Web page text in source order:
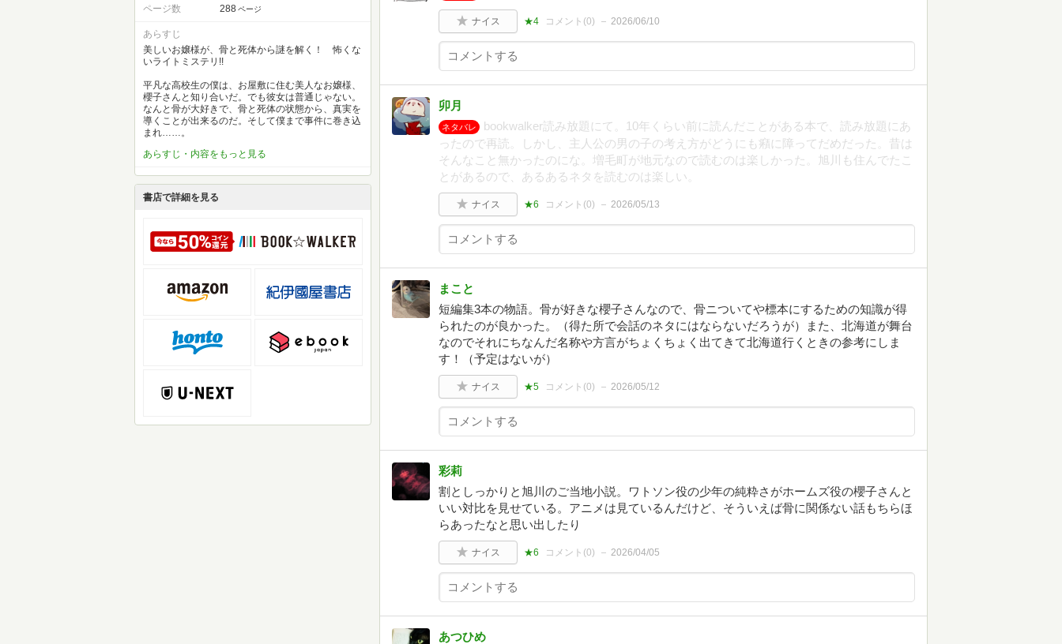
ページ数 288 ページ
あらすじ
美しいお嬢様が、骨と死体から謎を解く！ 怖くな
いライトミステリ!!
平凡な高校生の僕は、お屋敷に住む美人なお嬢様、
櫻子さんと知り合いだ。でも彼女は普通じゃない。
なんと骨が大好きで、骨と死体の状態から、真実を
導くことが出来るのだ。そして僕まで事件に巻き込
まれ……。
あらすじ・内容をもっと見る
書店で詳細を見る
ナイス ★4 コメント(0) 2026/06/10
卯月
ネタバレ
bookwalker読み放題にて。10年くらい前に読んだことがある本で、読み放題にあ
ったので再読。しかし、主人公の男の子の考え方がどうにも癪に障ってだめだった。昔は
そんなこと無かったのにな。増毛町が地元なので読むのは楽しかった。旭川も住んでたこ
とがあるので、あるあるネタを読むのは楽しい。
ナイス ★6 コメント(0) 2026/05/13
まこと
短編集3本の物語。骨が好きな櫻子さんなので、骨ニついてや標本にするための知識が得
られたのが良かった。（得た所で会話のネタにはならないだろうが）また、北海道が舞台
なのでそれにちなんだ名称や方言がちょくちょく出てきて北海道行くときの参考にしま
す！（予定はないが）
ナイス ★5 コメント(0) 2026/05/12
彩莉
割としっかりと旭川のご当地小説。ワトソン役の少年の純粋さがホームズ役の櫻子さんと
いい対比を見せている。アニメは見ているんだけど、そういえば骨に関係ない話もちらほ
らあったなと思い出したり
ナイス ★6 コメント(0) 2026/04/05
あつひめ